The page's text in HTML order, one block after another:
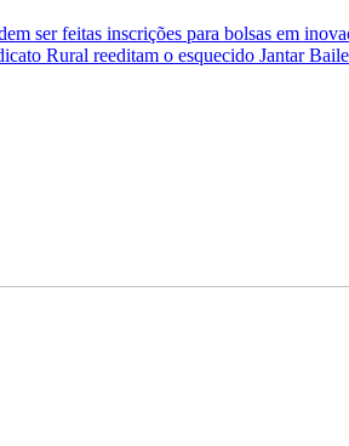
ser feitas inscrições para bolsas em
Rural reeditam o esquecido Jantar